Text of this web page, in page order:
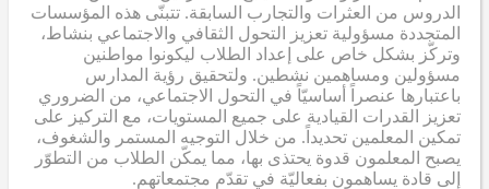
الدروس من العثرات والتجارب السابقة. تتبنّى هذه المؤسسات
المتجددة مسؤولية تعزيز التحول الثقافي والاجتماعي بنشاط،
وتركّز بشكل خاص على إعداد الطلاب ليكونوا مواطنين
مسؤولين ومساهمين نشطين. ولتحقيق رؤية المدارس
باعتبارها عنصراً أساسيّاً في التحول الاجتماعي، من الضروري
تعزيز القدرات القيادية على جميع المستويات، مع التركيز على
تمكين المعلمين تحديداً. من خلال التوجيه المستمر والشغوف،
يصبح المعلمون قدوة يحتذى بها، مما يمكّن الطلاب من التطوّر
إلى قادة يساهمون بفعاليّة في تقدّم مجتمعاتهم.